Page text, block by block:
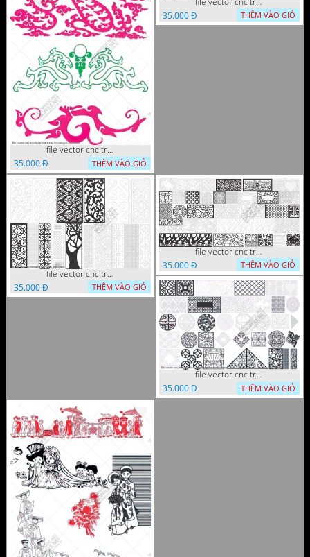
file vector cnc tranh chi tiet trang tri rong co cnc
35.000 Đ
THÊM VÀO GIỎ
35.000 Đ
THÊM VÀO GIỎ
file vector cnc trang tri tranh du loai
35.000 Đ
THÊM VÀO GIỎ
file vector cnc trang tri tranh decor
35.000 Đ
THÊM VÀO GIỎ
file vector cnc trang tri khoi tron tru nghe thuat
35.000 Đ
THÊM VÀO GIỎ